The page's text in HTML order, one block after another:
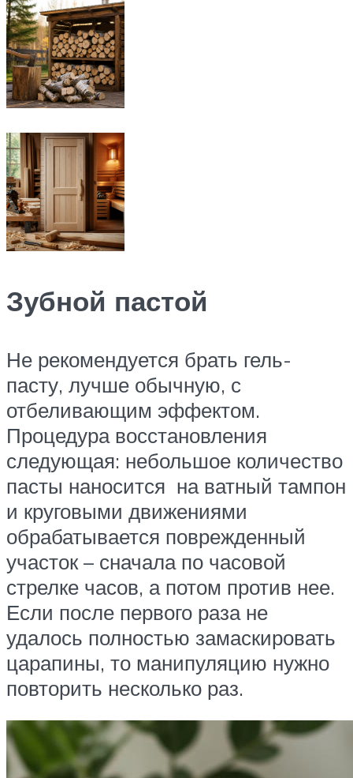
Зубной пастой
Не рекомендуется брать гель-
пасту, лучше обычную, с
отбеливающим эффектом.
Процедура восстановления
следующая: небольшое количество
пасты наносится на ватный тампон
и круговыми движениями
обрабатывается поврежденный
участок – сначала по часовой
стрелке часов, а потом против нее.
Если после первого раза не
удалось полностью замаскировать
царапины, то манипуляцию нужно
повторить несколько раз.